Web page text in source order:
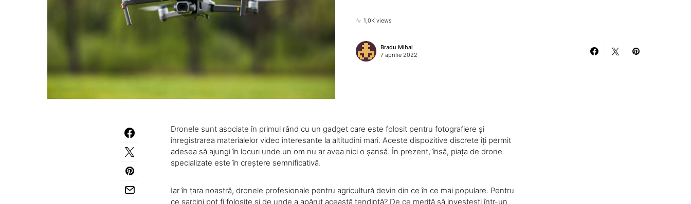
1,0K views
Bradu Mihai
7 aprilie 2022
Dronele sunt asociate în primul rând cu un gadget care este folosit pentru fotografiere și
înregistrarea materialelor video interesante la altitudini mari. Aceste dispozitive discrete îți permit
adesea să ajungi în locuri unde un om nu ar avea nici o șansă. În prezent, însă, piața de drone
specializate este în creștere semnificativă.
Iar în țara noastră, dronele profesionale pentru agricultură devin din ce în ce mai populare. Pentru
ce sarcini pot fi folosite și de unde a apărut această tendință? De ce merită să investești într-un